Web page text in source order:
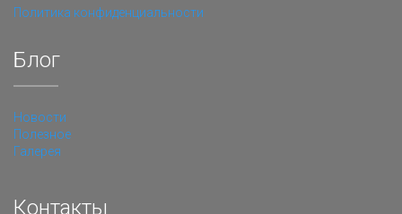
Политика конфиденциальности
Блог
Новости
Полезное
Галерея
Контакты